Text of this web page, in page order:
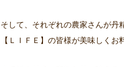
そして、それぞれの農家さんが丹
【ＬＩＦＥ】の皆様が美味しく